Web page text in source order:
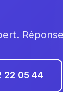
22 05 44